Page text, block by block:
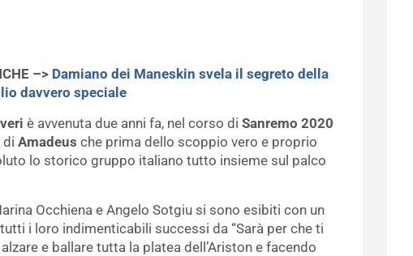
–> Damiano dei Maneskin svela il segreto della
davvero speciale
è avvenuta due anni fa, nel corso di Sanremo 2020
di Amadeus che prima dello scoppio vero e proprio
lo storico gruppo italiano tutto insieme sul palco
Occhiena e Angelo Sotgiu si sono esibiti con un
i loro indimenticabili successi da “Sarà per che ti
e ballare tutta la platea dell’Ariston e facendo